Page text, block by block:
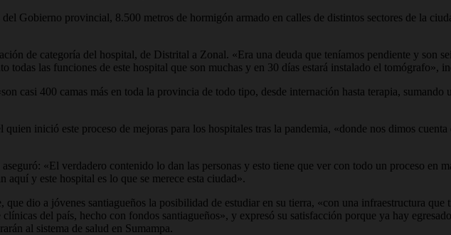
Gobierno provincial, 8.500 metros de hormigón armado en calles de distintos sectores de la
de categoría del hospital, de Distrital a Zonal. «Era una deuda que teníamos pendiente y son
todas las funciones de este hospital que son muchas y en 30 días estará instalado el tomógrafo»,
casi 400 camas más en toda la provincia de todo tipo, desde internación hasta terapia,
inició este proceso de mejoras para los hospitales tras la pandemia, «donde nos dimos cuenta
«El verdadero contenido lo dan las personas y esto tiene que ver con todo un proceso en
y este hospital es lo que se merece esta ciudad».
dio a jóvenes santiagueños la posibilidad de estudiar en su tierra, «con una infraestructura que
del país, hecho con fondos santiagueños», y expresó su satisfacción porque ya hay
al sistema de salud en Sumampa.